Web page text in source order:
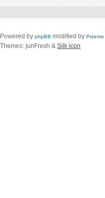
Powered by phpBB modified by Przemo
Themes: junFresh & Silk icon